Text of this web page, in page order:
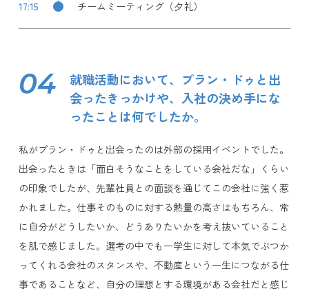
17:15 チームミーティング（夕礼）
04
就職活動において、プラン・ドゥと出
会ったきっかけや、入社の決め手にな
ったことは何でしたか。
私がプラン・ドゥと出会ったのは外部の採用イベントでした。
出会ったときは「面白そうなことをしている会社だな」くらい
の印象でしたが、先輩社員との面談を通じてこの会社に強く惹
かれました。仕事そのものに対する熱量の高さはもちろん、常
に自分がどうしたいか、どうありたいかを考え抜いていること
を肌で感じました。選考の中でも一学生に対して本気でぶつか
ってくれる会社のスタンスや、不動産という一生につながる仕
事であることなど、自分の理想とする環境がある会社だと感じ